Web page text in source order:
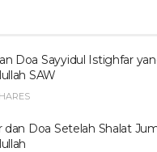
Doa Sayyidul Istighfar
SAW
dan Doa Setelah Shalat